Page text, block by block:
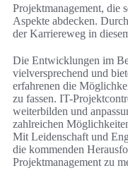
Projektmanagement, die
Aspekte abdecken.
der Karriereweg in
Die Entwicklungen im
vielversprechend und
erfahrenen die
zu fassen. IT-
weiterbilden und
zahlreichen
Mit Leidenschaft und
die kommenden
Projektmanagement zu